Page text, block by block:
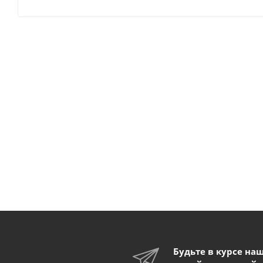
Будьте в курсе